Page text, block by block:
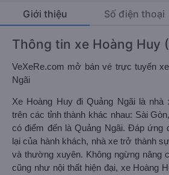
Giới thiệu Số điện thoại
Thông tin xe Hoàng Huy
VeXeRe.com mở bán vé trực tuyến
Ngãi
Xe Hoàng Huy đi Quảng Ngãi là nhà
trên các tỉnh thành khác nhau: Sài
có điểm đến là Quảng Ngãi. Đáp ứng
lại của hành khách, nhà xe trở thành
và thường xuyên. Không ngừng nâng
cũng như nội thất hiện đại, xe Hoàng